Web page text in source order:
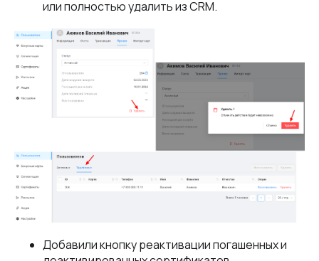
или полностью удалить из CRM.
Добавили кнопку реактивации погашенных и